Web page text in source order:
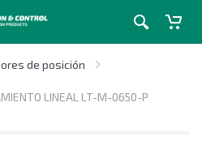
de posición
LINEAL LT-M-0650-P